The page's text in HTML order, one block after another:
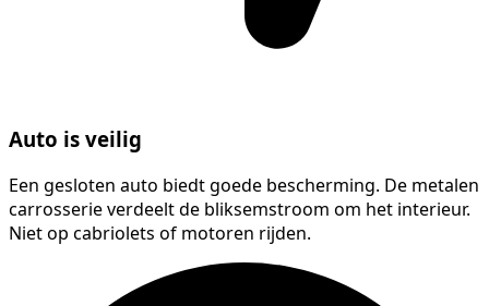
Auto is veilig
Een gesloten auto biedt goede bescherming. De metalen
carrosserie verdeelt de bliksemstroom om het interieur.
Niet op cabriolets of motoren rijden.